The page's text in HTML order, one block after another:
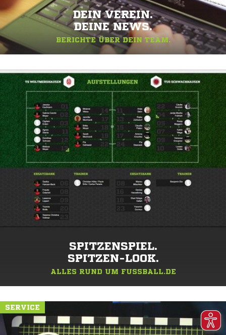
DEIN VEREIN.
DEINE NEWS.
BERICHTE ÜBER DEIN TEAM.
SPITZENSPIEL.
SPITZEN-LOOK.
ALLES RUND UM FUSSBALL.DE
SERVICE